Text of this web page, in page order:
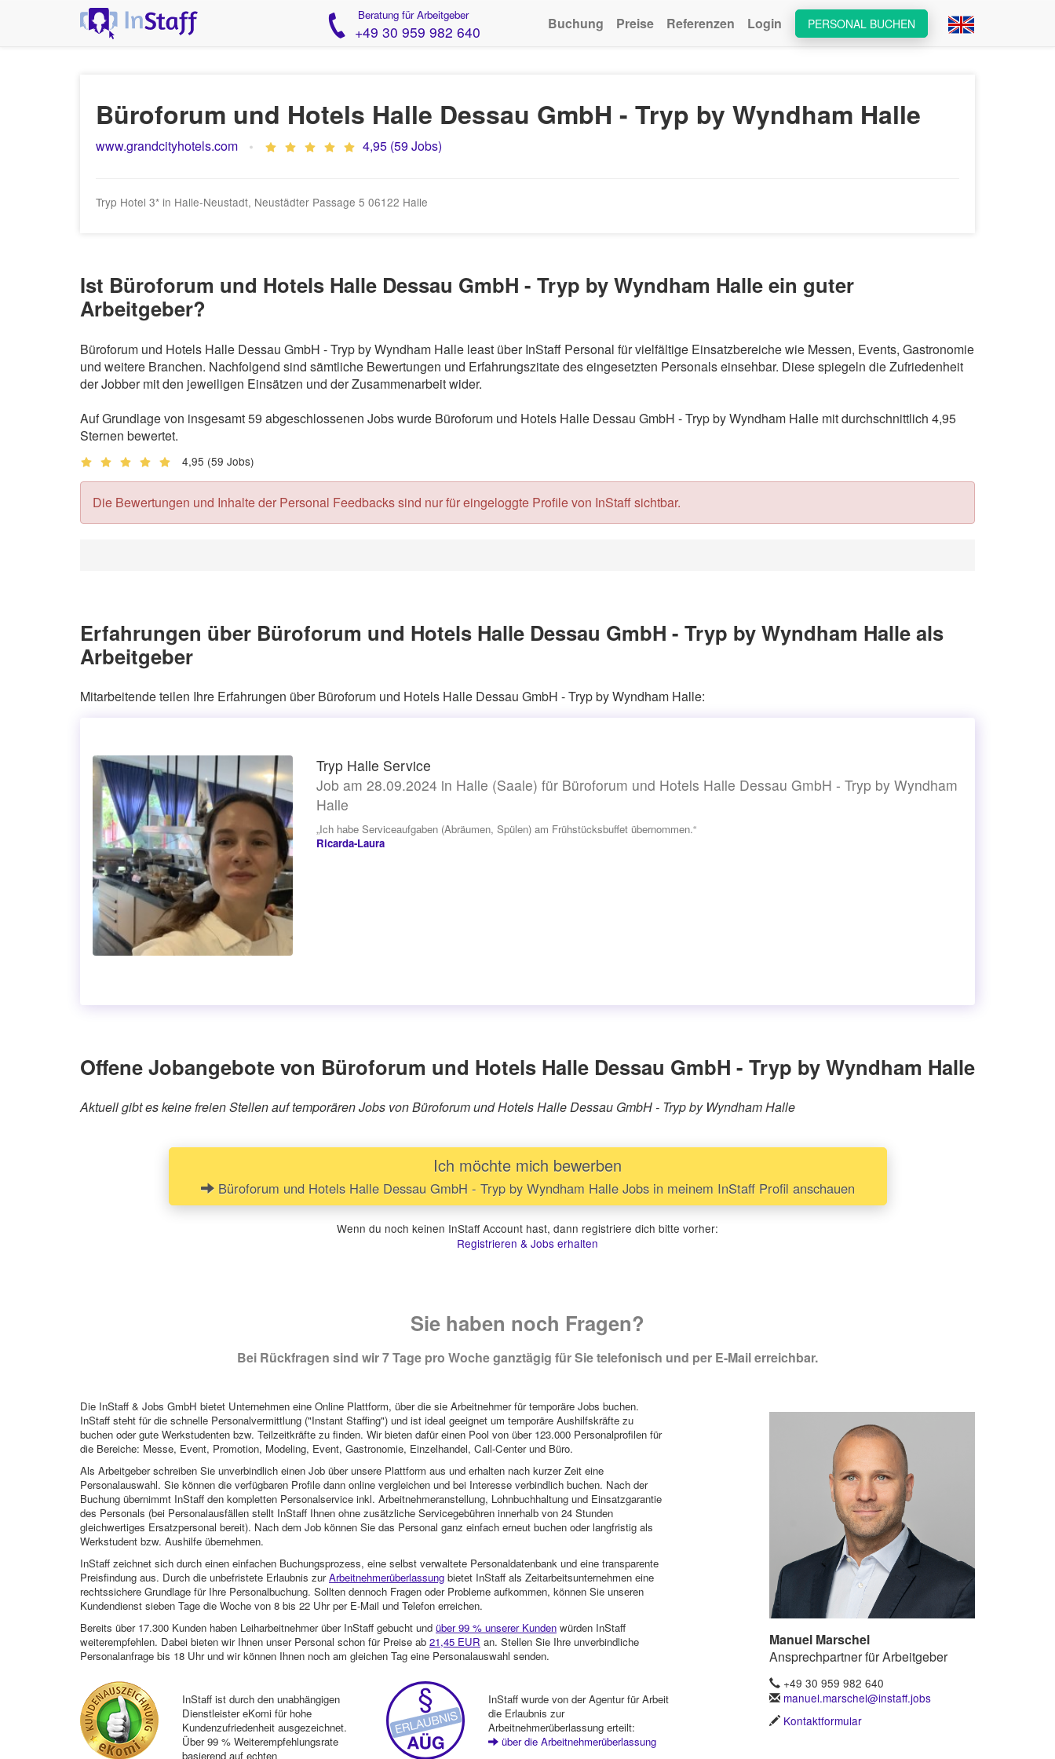
Beratung für Arbeitgeber
+49 30 959 982 640 PERSONAL BUCHEN
Buchung Preise Referenzen Login
Büroforum und Hotels Halle Dessau GmbH - Tryp by Wyndham Halle
www.grandcityhotels.com 4,95 (59 Jobs)
Tryp Hotel 3* in Halle-Neustadt, Neustädter Passage 5 06122 Halle
Ist Büroforum und Hotels Halle Dessau GmbH - Tryp by Wyndham Halle ein guter
Arbeitgeber?
Büroforum und Hotels Halle Dessau GmbH - Tryp by Wyndham Halle least über InStaff Personal für vielfältige Einsatzbereiche wie Messen, Events, Gastronomie
und weitere Branchen. Nachfolgend sind sämtliche Bewertungen und Erfahrungszitate des eingesetzten Personals einsehbar. Diese spiegeln die Zufriedenheit
der Jobber mit den jeweiligen Einsätzen und der Zusammenarbeit wider.
Auf Grundlage von insgesamt 59 abgeschlossenen Jobs wurde Büroforum und Hotels Halle Dessau GmbH - Tryp by Wyndham Halle mit durchschnittlich 4,95
Sternen bewertet.
4,95 (59 Jobs)
Die Bewertungen und Inhalte der Personal Feedbacks sind nur für eingeloggte Profile von InStaff sichtbar.
Erfahrungen über Büroforum und Hotels Halle Dessau GmbH - Tryp by Wyndham Halle als
Arbeitgeber
Mitarbeitende teilen Ihre Erfahrungen über Büroforum und Hotels Halle Dessau GmbH - Tryp by Wyndham Halle:
Tryp Halle Service
Job am 28.09.2024 in Halle (Saale) für Büroforum und Hotels Halle Dessau GmbH - Tryp by Wyndham
Halle
„Ich habe Serviceaufgaben (Abräumen, Spülen) am Frühstücksbuffet übernommen.“
Ricarda-Laura
Offene Jobangebote von Büroforum und Hotels Halle Dessau GmbH - Tryp by Wyndham Halle
Aktuell gibt es keine freien Stellen auf temporären Jobs von Büroforum und Hotels Halle Dessau GmbH - Tryp by Wyndham Halle
Ich möchte mich bewerben
Büroforum und Hotels Halle Dessau GmbH - Tryp by Wyndham Halle Jobs in meinem InStaff Profil anschauen
Wenn du noch keinen InStaff Account hast, dann registriere dich bitte vorher:
Registrieren & Jobs erhalten
Sie haben noch Fragen?
Bei Rückfragen sind wir 7 Tage pro Woche ganztägig für Sie telefonisch und per E-Mail erreichbar.
Die InStaff & Jobs GmbH bietet Unternehmen eine Online Plattform, über die sie Arbeitnehmer für temporäre Jobs buchen.
InStaff steht für die schnelle Personalvermittlung ("Instant Staffing") und ist ideal geeignet um temporäre Aushilfskräfte zu
buchen oder gute Werkstudenten bzw. Teilzeitkräfte zu finden. Wir bieten dafür einen Pool von über 123.000 Personalprofilen für
die Bereiche: Messe, Event, Promotion, Modeling, Event, Gastronomie, Einzelhandel, Call-Center und Büro.
Als Arbeitgeber schreiben Sie unverbindlich einen Job über unsere Plattform aus und erhalten nach kurzer Zeit eine
Personalauswahl. Sie können die verfügbaren Profile dann online vergleichen und bei Interesse verbindlich buchen. Nach der
Buchung übernimmt InStaff den kompletten Personalservice inkl. Arbeitnehmeranstellung, Lohnbuchhaltung und Einsatzgarantie
des Personals (bei Personalausfällen stellt InStaff Ihnen ohne zusätzliche Servicegebühren innerhalb von 24 Stunden
gleichwertiges Ersatzpersonal bereit). Nach dem Job können Sie das Personal ganz einfach erneut buchen oder langfristig als
Werkstudent bzw. Aushilfe übernehmen.
InStaff zeichnet sich durch einen einfachen Buchungsprozess, eine selbst verwaltete Personaldatenbank und eine transparente
Preisfindung aus. Durch die unbefristete Erlaubnis zurArbeitnehmerüberlassung bietet InStaff als Zeitarbeitsunternehmen eine
rechtssichere Grundlage für Ihre Personalbuchung. Sollten dennoch Fragen oder Probleme aufkommen, können Sie unseren
Kundendienst sieben Tage die Woche von 8 bis 22 Uhr per E-Mail und Telefon erreichen.
Bereits über 17.300 Kunden haben Leiharbeitnehmer über InStaff gebucht und über 99 % unserer Kunden würden InStaff
weiterempfehlen. Dabei bieten wir Ihnen unser Personal schon für Preise ab 21,45 EUR an. Stellen Sie Ihre unverbindliche
Personalanfrage bis 18 Uhr und wir können Ihnen noch am gleichen Tag eine Personalauswahl senden.
InStaff ist durch den unabhängigen
Dienstleister eKomi für hohe
Kundenzufriedenheit ausgezeichnet.
Über 99 % Weiterempfehlungsrate
basierend auf echten
InStaff wurde von der Agentur für Arbeit
die Erlaubnis zur
Arbeitnehmerüberlassung erteilt:
über die Arbeitnehmerüberlassung
Manuel Marschel
Ansprechpartner für Arbeitgeber
+49 30 959 982 640
manuel.marschel@instaff.jobs
Kontaktformular